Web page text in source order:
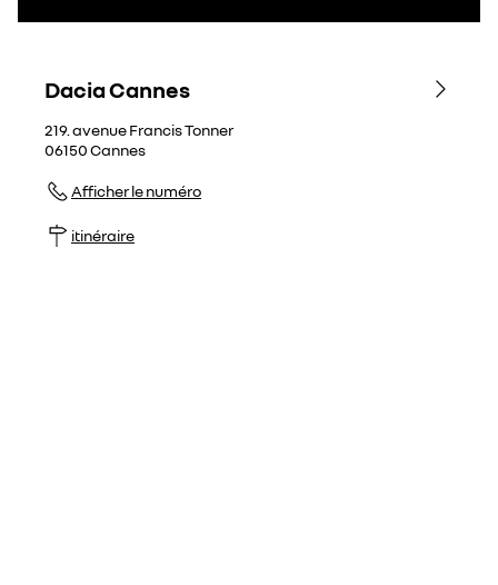
Dacia Cannes
219. avenue Francis Tonner
06150Cannes
Afficher le numéro
itinéraire